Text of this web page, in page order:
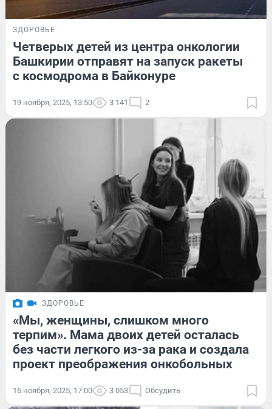
ЗДОРОВЬЕ
Четверых детей из центра онкологии
Башкирии отправят на запуск ракеты
с космодрома в Байконуре
19 ноября, 2025, 13:50 3 141 2
ЗДОРОВЬЕ
«Мы, женщины, слишком много
терпим». Мама двоих детей осталась
без части легкого из-за рака и создала
проект преображения онкобольных
16 ноября, 2025, 17:00 3 053 Обсудить